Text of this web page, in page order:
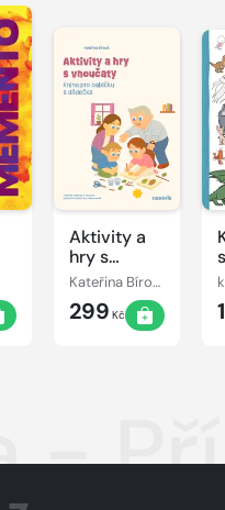
Aktivity a
hry s
vnoučaty Kateřina Bírová
299 Kč
-